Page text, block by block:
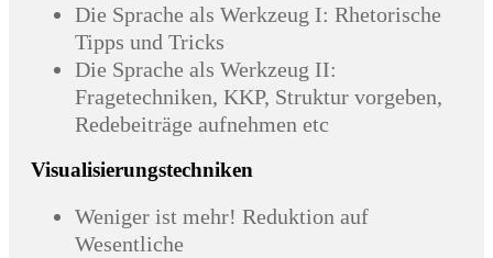
Die Sprache als Werkzeug I: Rhetorische
Tipps und Tricks
Die Sprache als Werkzeug II:
Fragetechniken, KKP, Struktur vorgeben,
Redebeiträge aufnehmen etc
Visualisierungstechniken
Weniger ist mehr! Reduktion auf
Wesentliche